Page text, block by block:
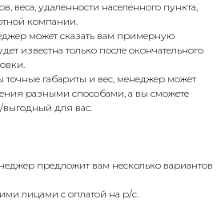
веса, удаленности населенного пункта,
компании.
может сказать вам примерную
известна только после окончательного
точные габариты и вес, менеджер может
разными способами, а вы сможете
выгодный для вас.
предложит вам несколько вариантов
лицами с оплатой на р/с.